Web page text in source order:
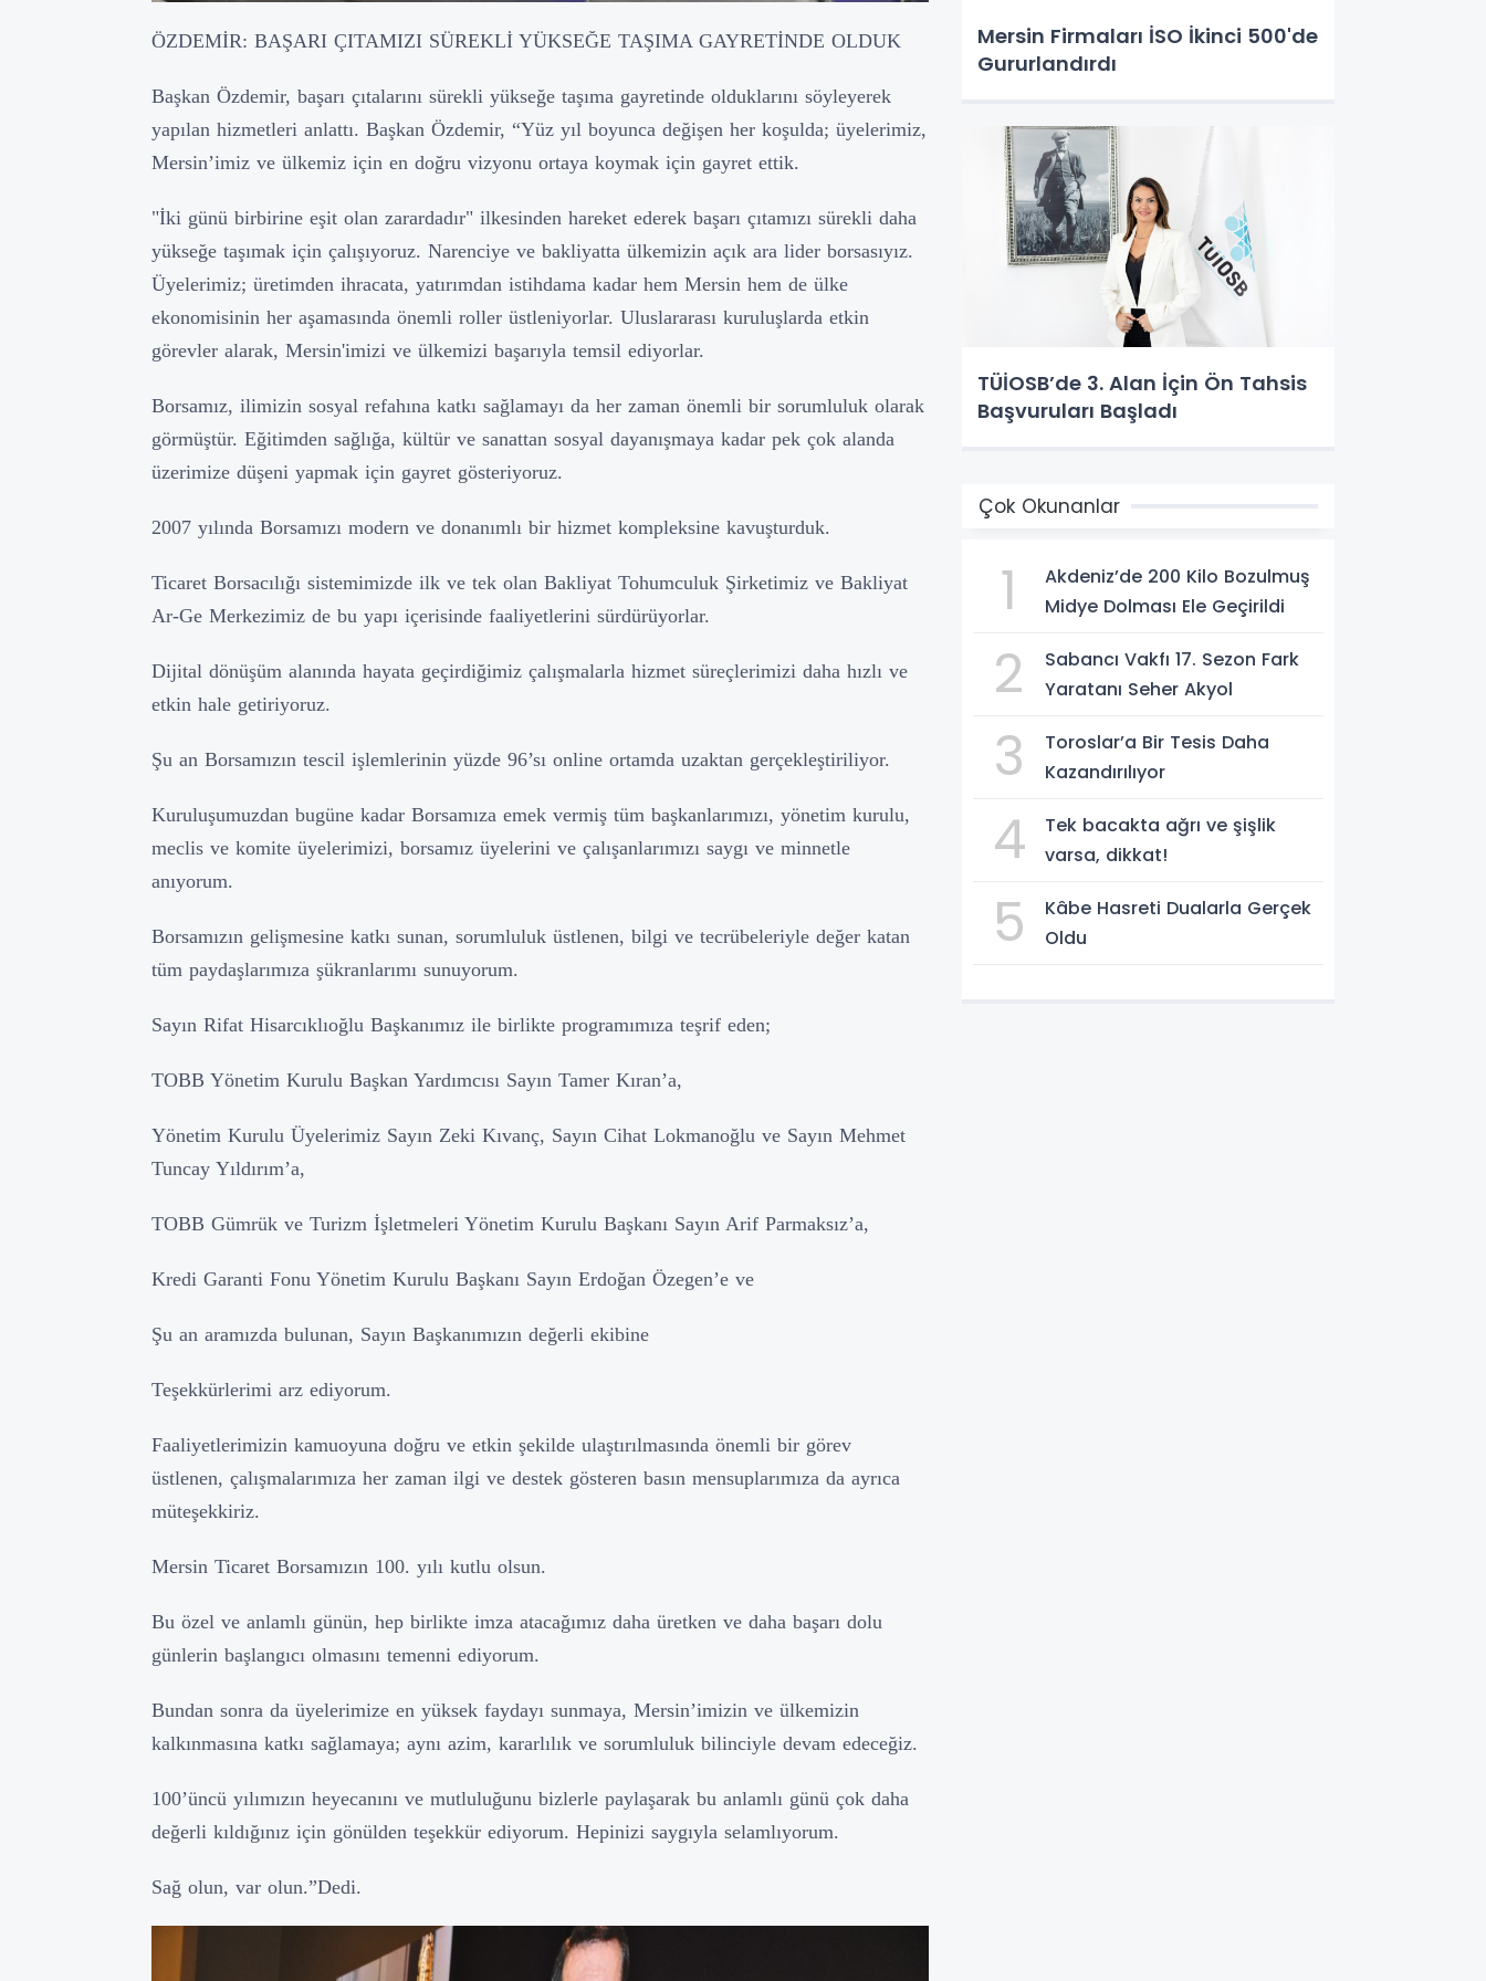
ÖZDEMİR: BAŞARI ÇITAMIZI SÜREKLİ YÜKSEĞE TAŞIMA GAYRETİNDE OLDUK
Başkan Özdemir, başarı çıtalarını sürekli yükseğe taşıma gayretinde olduklarını söyleyerek
yapılan hizmetleri anlattı. Başkan Özdemir, “Yüz yıl boyunca değişen her koşulda; üyelerimiz,
Mersin’imiz ve ülkemiz için en doğru vizyonu ortaya koymak için gayret ettik.
"İki günü birbirine eşit olan zarardadır" ilkesinden hareket ederek başarı çıtamızı sürekli daha
yükseğe taşımak için çalışıyoruz. Narenciye ve bakliyatta ülkemizin açık ara lider borsasıyız.
Üyelerimiz; üretimden ihracata, yatırımdan istihdama kadar hem Mersin hem de ülke
ekonomisinin her aşamasında önemli roller üstleniyorlar. Uluslararası kuruluşlarda etkin
görevler alarak, Mersin'imizi ve ülkemizi başarıyla temsil ediyorlar.
Borsamız, ilimizin sosyal refahına katkı sağlamayı da her zaman önemli bir sorumluluk olarak
görmüştür. Eğitimden sağlığa, kültür ve sanattan sosyal dayanışmaya kadar pek çok alanda
üzerimize düşeni yapmak için gayret gösteriyoruz.
2007 yılında Borsamızı modern ve donanımlı bir hizmet kompleksine kavuşturduk.
Ticaret Borsacılığı sistemimizde ilk ve tek olan Bakliyat Tohumculuk Şirketimiz ve Bakliyat
Ar-Ge Merkezimiz de bu yapı içerisinde faaliyetlerini sürdürüyorlar.
Dijital dönüşüm alanında hayata geçirdiğimiz çalışmalarla hizmet süreçlerimizi daha hızlı ve
etkin hale getiriyoruz.
Şu an Borsamızın tescil işlemlerinin yüzde 96’sı online ortamda uzaktan gerçekleştiriliyor.
Kuruluşumuzdan bugüne kadar Borsamıza emek vermiş tüm başkanlarımızı, yönetim kurulu,
meclis ve komite üyelerimizi, borsamız üyelerini ve çalışanlarımızı saygı ve minnetle
anıyorum.
Borsamızın gelişmesine katkı sunan, sorumluluk üstlenen, bilgi ve tecrübeleriyle değer katan
tüm paydaşlarımıza şükranlarımı sunuyorum.
Sayın Rifat Hisarcıklıoğlu Başkanımız ile birlikte programımıza teşrif eden;
TOBB Yönetim Kurulu Başkan Yardımcısı Sayın Tamer Kıran’a,
Yönetim Kurulu Üyelerimiz Sayın Zeki Kıvanç, Sayın Cihat Lokmanoğlu ve Sayın Mehmet
Tuncay Yıldırım’a,
TOBB Gümrük ve Turizm İşletmeleri Yönetim Kurulu Başkanı Sayın Arif Parmaksız’a,
Kredi Garanti Fonu Yönetim Kurulu Başkanı Sayın Erdoğan Özegen’e ve
Şu an aramızda bulunan, Sayın Başkanımızın değerli ekibine
Teşekkürlerimi arz ediyorum.
Faaliyetlerimizin kamuoyuna doğru ve etkin şekilde ulaştırılmasında önemli bir görev
üstlenen, çalışmalarımıza her zaman ilgi ve destek gösteren basın mensuplarımıza da ayrıca
müteşekkiriz.
Mersin Ticaret Borsamızın 100. yılı kutlu olsun.
Bu özel ve anlamlı günün, hep birlikte imza atacağımız daha üretken ve daha başarı dolu
günlerin başlangıcı olmasını temenni ediyorum.
Bundan sonra da üyelerimize en yüksek faydayı sunmaya, Mersin’imizin ve ülkemizin
kalkınmasına katkı sağlamaya; aynı azim, kararlılık ve sorumluluk bilinciyle devam edeceğiz.
100’üncü yılımızın heyecanını ve mutluluğunu bizlerle paylaşarak bu anlamlı günü çok daha
değerli kıldığınız için gönülden teşekkür ediyorum. Hepinizi saygıyla selamlıyorum.
Sağ olun, var olun.”Dedi.
Mersin Firmaları İSO İkinci 500'de
Gururlandırdı
TÜİOSB’de 3. Alan İçin Ön Tahsis
Başvuruları Başladı
Çok Okunanlar
1
Akdeniz’de 200 Kilo Bozulmuş
Midye Dolması Ele Geçirildi
2
Sabancı Vakfı 17. Sezon Fark
Yaratanı Seher Akyol
3
Toroslar’a Bir Tesis Daha
Kazandırılıyor
4
Tek bacakta ağrı ve şişlik
varsa, dikkat!
5
Kâbe Hasreti Dualarla Gerçek
Oldu